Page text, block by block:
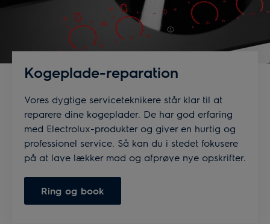
Kogeplade-reparation
Vores dygtige serviceteknikere står klar til at
reparere dine kogeplader. De har god erfaring
med Electrolux-produkter og giver en hurtig og
professionel service. Så kan du i stedet fokusere
på at lave lækker mad og afprøve nye opskrifter.
Ring og book